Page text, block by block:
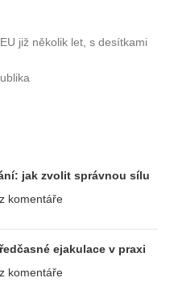
již několik let, s desítkami
jak zvolit správnou sílu
komentáře
ejakulace v praxi
komentáře